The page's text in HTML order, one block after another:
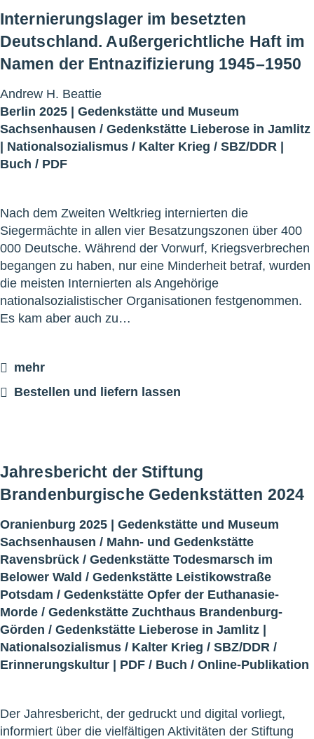
Internierungslager im besetzten
Deutschland. Außergerichtliche Haft im
Namen der Entnazifizierung 1945–1950
Andrew H. Beattie
Berlin 2025 | Gedenkstätte und Museum
Sachsenhausen / Gedenkstätte Lieberose in Jamlitz
| Nationalsozialismus / Kalter Krieg / SBZ/DDR |
Buch / PDF
Nach dem Zweiten Weltkrieg internierten die
Siegermächte in allen vier Besatzungszonen über 400
000 Deutsche. Während der Vorwurf, Kriegsverbrechen
begangen zu haben, nur eine Minderheit betraf, wurden
die meisten Internierten als Angehörige
nationalsozialistischer Organisationen festgenommen.
Es kam aber auch zu…
mehr
Bestellen und liefern lassen
Jahresbericht der Stiftung
Brandenburgische Gedenkstätten 2024
Oranienburg 2025 | Gedenkstätte und Museum
Sachsenhausen / Mahn- und Gedenkstätte
Ravensbrück / Gedenkstätte Todesmarsch im
Belower Wald / Gedenkstätte Leistikowstraße
Potsdam / Gedenkstätte Opfer der Euthanasie-
Morde / Gedenkstätte Zuchthaus Brandenburg-
Görden / Gedenkstätte Lieberose in Jamlitz |
Nationalsozialismus / Kalter Krieg / SBZ/DDR /
Erinnerungskultur | PDF / Buch / Online-Publikation
Der Jahresbericht, der gedruckt und digital vorliegt,
informiert über die vielfältigen Aktivitäten der Stiftung